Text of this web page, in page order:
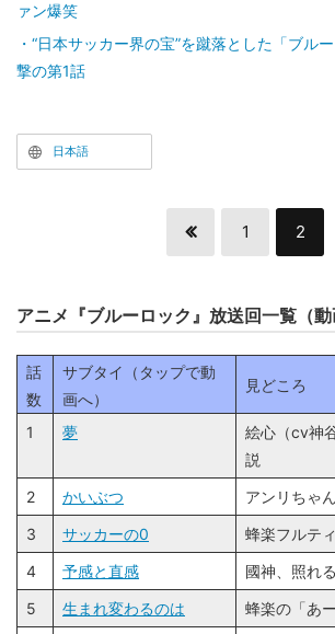
ァン爆笑
“日本サッカー界の宝”を蹴落とした「ブル
撃の第1話
日本語
1 2
アニメ『ブルーロック』放送回一覧（動
話
数
サブタイ（タップで動
画へ）
見どころ
1 夢
絵心（cv神
説
2
かいぶつ
アンリちゃ
3
サッカーの0
蜂楽フルテ
4
予感と直感
國神、照れる
5
生まれ変わるのは
蜂楽の「あー